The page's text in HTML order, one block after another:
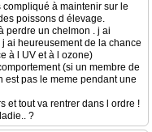
à maintenir sur le
poissons d élevage.
perdre un chelmon . j ai
ai heureusement de la chance
à l UV et à l ozone)
(si un membre de
est pas le meme pendant une
et tout va rentrer dans l ordre !
?